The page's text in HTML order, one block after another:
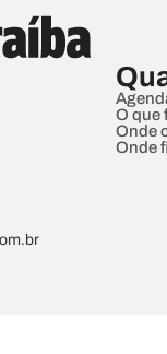
O que
Onde
Onde